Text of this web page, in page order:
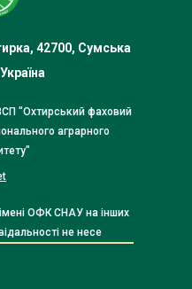
42700, Сумська
"Охтирський фаховий
аграрного
ОФК СНАУ на інших
не несе